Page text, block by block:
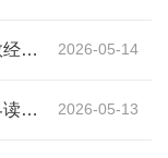
所
2026-05-14
书
2026-05-13